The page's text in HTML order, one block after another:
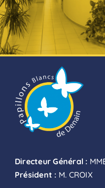
Directeur Général :
Président : M. CROIX